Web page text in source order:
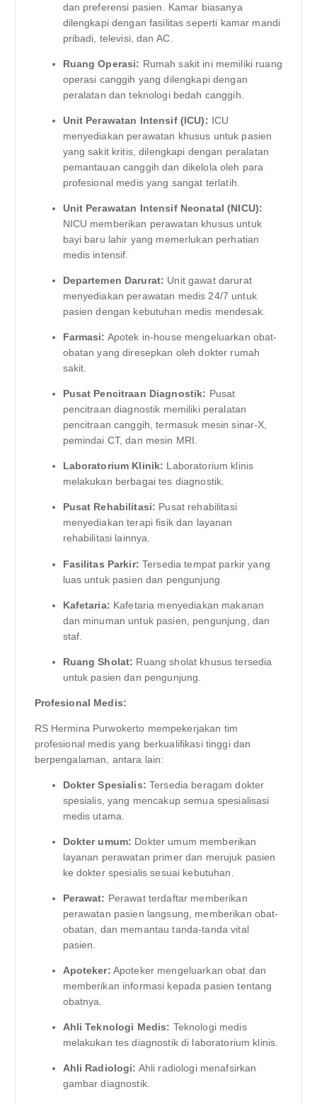
dan preferensi pasien. Kamar biasanya
dilengkapi dengan fasilitas seperti kamar mandi
pribadi, televisi, dan AC.
Ruang Operasi: Rumah sakit ini memiliki ruang
operasi canggih yang dilengkapi dengan
peralatan dan teknologi bedah canggih.
Unit Perawatan Intensif (ICU): ICU
menyediakan perawatan khusus untuk pasien
yang sakit kritis, dilengkapi dengan peralatan
pemantauan canggih dan dikelola oleh para
profesional medis yang sangat terlatih.
Unit Perawatan Intensif Neonatal (NICU):
NICU memberikan perawatan khusus untuk
bayi baru lahir yang memerlukan perhatian
medis intensif.
Departemen Darurat: Unit gawat darurat
menyediakan perawatan medis 24/7 untuk
pasien dengan kebutuhan medis mendesak.
Farmasi: Apotek in-house mengeluarkan obat-
obatan yang diresepkan oleh dokter rumah
sakit.
Pusat Pencitraan Diagnostik: Pusat
pencitraan diagnostik memiliki peralatan
pencitraan canggih, termasuk mesin sinar-X,
pemindai CT, dan mesin MRI.
Laboratorium Klinik: Laboratorium klinis
melakukan berbagai tes diagnostik.
Pusat Rehabilitasi: Pusat rehabilitasi
menyediakan terapi fisik dan layanan
rehabilitasi lainnya.
Fasilitas Parkir: Tersedia tempat parkir yang
luas untuk pasien dan pengunjung.
Kafetaria: Kafetaria menyediakan makanan
dan minuman untuk pasien, pengunjung, dan
staf.
Ruang Sholat: Ruang sholat khusus tersedia
untuk pasien dan pengunjung.
Profesional Medis:
RS Hermina Purwokerto mempekerjakan tim
profesional medis yang berkualifikasi tinggi dan
berpengalaman, antara lain:
Dokter Spesialis: Tersedia beragam dokter
spesialis, yang mencakup semua spesialisasi
medis utama.
Dokter umum: Dokter umum memberikan
layanan perawatan primer dan merujuk pasien
ke dokter spesialis sesuai kebutuhan.
Perawat: Perawat terdaftar memberikan
perawatan pasien langsung, memberikan obat-
obatan, dan memantau tanda-tanda vital
pasien.
Apoteker: Apoteker mengeluarkan obat dan
memberikan informasi kepada pasien tentang
obatnya.
Ahli Teknologi Medis: Teknologi medis
melakukan tes diagnostik di laboratorium klinis.
Ahli Radiologi: Ahli radiologi menafsirkan
gambar diagnostik.